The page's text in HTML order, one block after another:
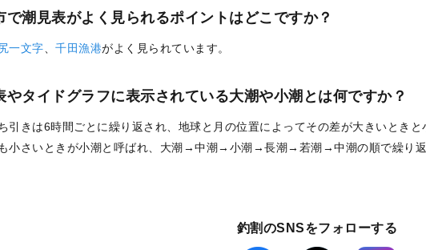
で潮見表がよく見られるポイントはどこですか？
一文字 千田漁港がよく見られています。
やタイドグラフに表示されている大潮や小潮とは何ですか？
引きは6時間ごとに繰り返され、地球と月の位置によってその差が大きいとき
小さいときが小潮と呼ばれ、大潮→中潮→小潮→長潮→若潮→中潮の順で繰り返
釣割のSNSをフォローする